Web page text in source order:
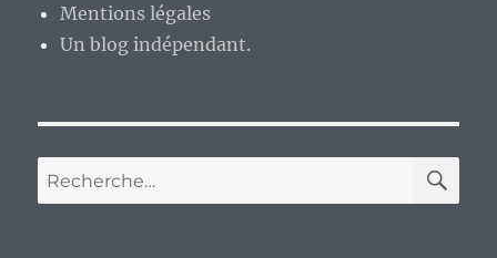
Mentions légales
Un blog indépendant.
Recherche
pour :